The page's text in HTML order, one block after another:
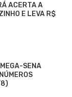
ACERTA A
E LEVA R$
SENA
8)